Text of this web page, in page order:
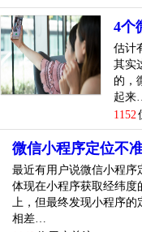
它的卖点是什么，比
对几点进行了提炼：
黄金版：深层修复紧致
白金版：美白补水保湿
上唯*的可纤维，丝绸
4.产品载体
微信上有个缺点，就
该做好以下准备：
4个
估计
其实
的，
起来…
1152
微信小程序定位不
最近有用户说微信小程序
体现在小程序获取经纬度
上，但最终发现小程序
相差…